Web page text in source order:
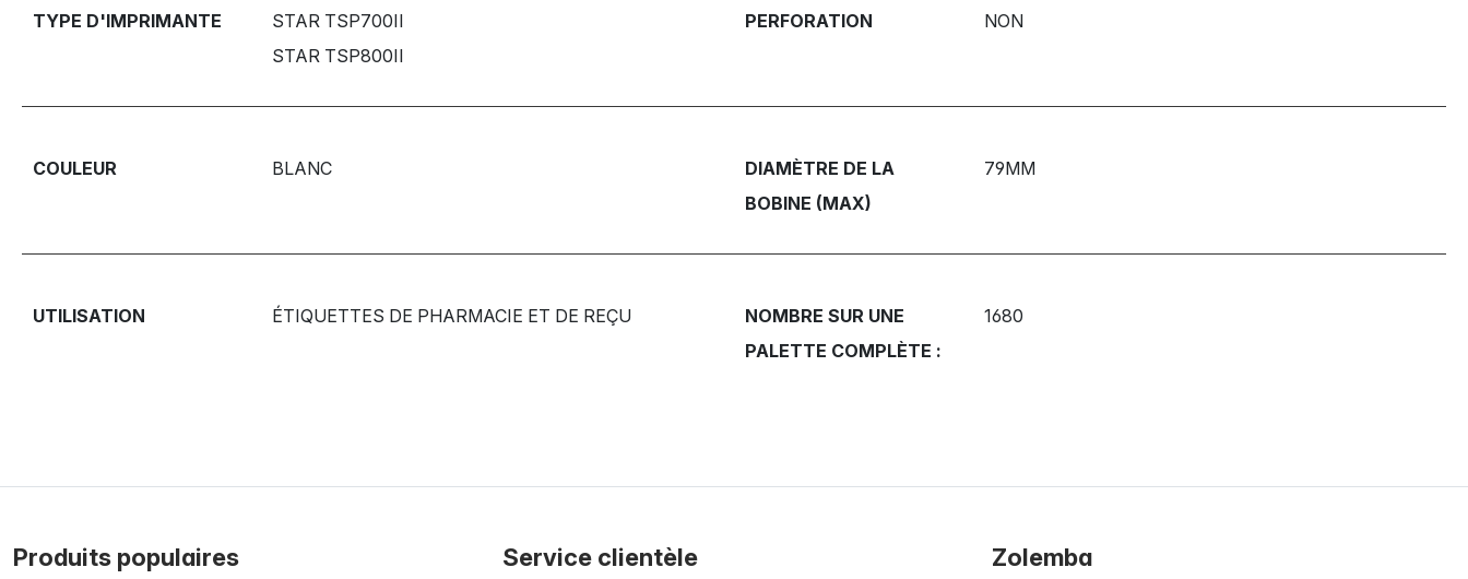
TYPE D'IMPRIMANTE
STAR TSP700II
STAR TSP800II
PERFORATION NON
COULEUR BLANC
DIAMÈTRE DE LA
BOBINE (MAX)
79MM
UTILISATION ÉTIQUETTES DE PHARMACIE ET DE REÇU
NOMBRE SUR UNE
PALETTE COMPLÈTE :
1680
Produits populaires Service clientèle Zolemba